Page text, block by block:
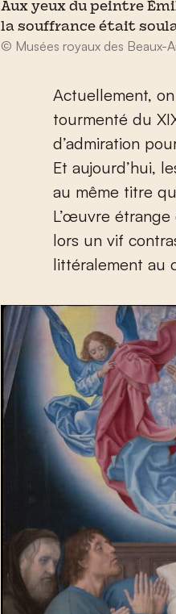
Aux yeux du peintre
la souffrance était
© Musées royaux des Beaux-
Actuellement,
tourmenté du
d’admiration
Et aujourd’hui,
au même titre
L’œuvre
lors un vif
littéralement au